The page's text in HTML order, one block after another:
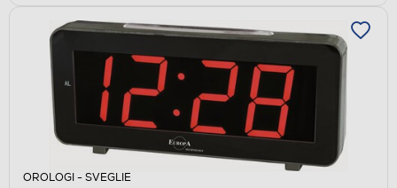
OROLOGI - SVEGLIE